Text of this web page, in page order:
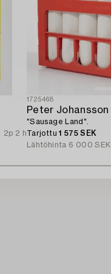
2p 2 h
1725468
Peter Johansson
"Sausage Land".
Tarjottu1 575 SEK
Lähtöhinta 6 000 SEK